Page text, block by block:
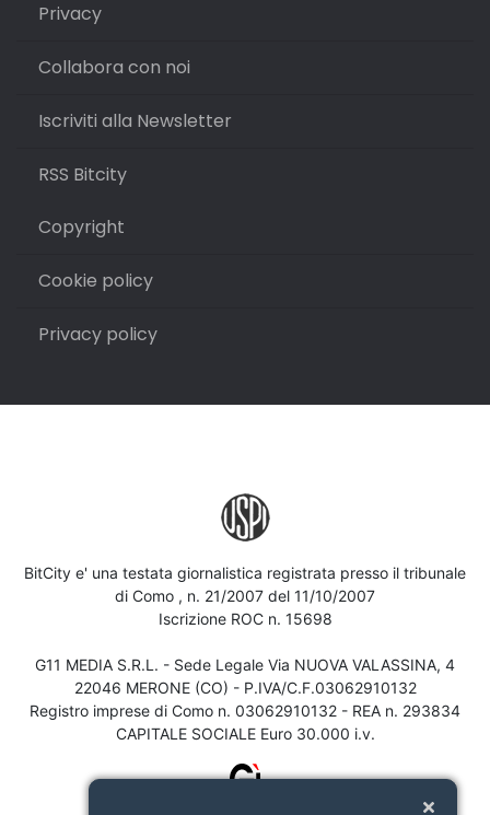
Privacy
Collabora con noi
Iscriviti alla Newsletter
RSS Bitcity
Copyright
Cookie policy
Privacy policy
BitCity e' una testata giornalistica registrata presso il tribunale
di Como , n. 21/2007 del 11/10/2007
Iscrizione ROC n. 15698
G11 MEDIA S.R.L. - Sede Legale Via NUOVA VALASSINA, 4
22046 MERONE (CO) - P.IVA/C.F.03062910132
Registro imprese di Como n. 03062910132 - REA n. 293834
CAPITALE SOCIALE Euro 30.000 i.v.